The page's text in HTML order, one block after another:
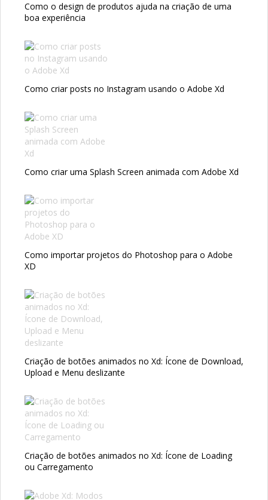
Como o design de produtos ajuda na criação de uma
boa experiência
Como criar posts no Instagram usando o Adobe Xd
Como criar uma Splash Screen animada com Adobe Xd
Como importar projetos do Photoshop para o Adobe
XD
Criação de botões animados no Xd: Ícone de Download,
Upload e Menu deslizante
Criação de botões animados no Xd: Ícone de Loading
ou Carregamento